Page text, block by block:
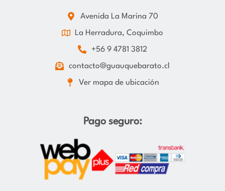
Avenida La Marina 70
La Herradura, Coquimbo
+56 9 4781 3812
contacto@guauquebarato.cl
Ver mapa de ubicación
Pago seguro: